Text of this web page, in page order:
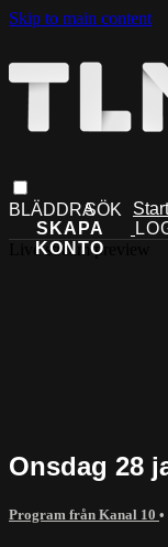
Skip to main content
Live stream preview
Onsdag 28
Program från Kanal 10